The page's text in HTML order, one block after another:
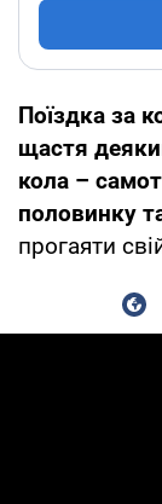
Поїздка за
щастя
кола –
половинку
прогаяти